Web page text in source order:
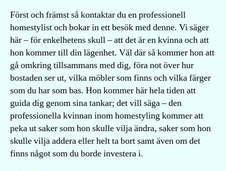
Först och främst så kontaktar du en professionell
homestylist och bokar in ett besök med denne. Vi säger
här – för enkelhetens skull – att det är en kvinna och att
hon kommer till din lägenhet. Väl där så kommer hon att
gå omkring tillsammans med dig, föra not över hur
bostaden ser ut, vilka möbler som finns och vilka färger
som du har som bas. Hon kommer här hela tiden att
guida dig genom sina tankar; det vill säga – den
professionella kvinnan inom homestyling kommer att
peka ut saker som hon skulle vilja ändra, saker som hon
skulle vilja addera eller helt ta bort samt även om det
finns något som du borde investera i.